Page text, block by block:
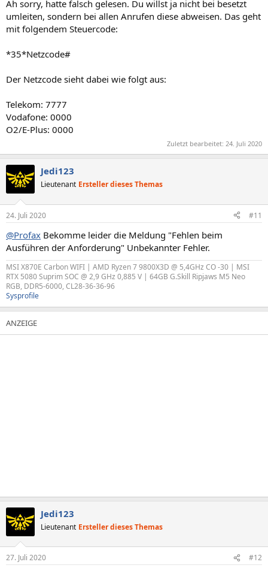
Ah sorry, hatte falsch gelesen. Du willst ja nicht bei besetzt
umleiten, sondern bei allen Anrufen diese abweisen. Das geht
mit folgendem Steuercode:
*35*Netzcode#
Der Netzcode sieht dabei wie folgt aus:
Telekom: 7777
Vodafone: 0000
O2/E-Plus: 0000
Zuletzt bearbeitet: 24. Juli 2020
Jedi123
Lieutenant Ersteller dieses Themas
24. Juli 2020 #11
@Profax Bekomme leider die Meldung "Fehlen beim
Ausführen der Anforderung" Unbekannter Fehler.
MSI X870E Carbon WIFI | AMD Ryzen 7 9800X3D @ 5,4GHz CO -30 | MSI
RTX 5080 Suprim SOC @ 2,9 GHz 0,885 V | 64GB G.Skill Ripjaws M5 Neo
RGB, DDR5-6000, CL28-36-36-96
Sysprofile
Jedi123
Lieutenant Ersteller dieses Themas
27. Juli 2020 #12